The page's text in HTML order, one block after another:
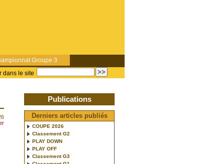
Groupe 3
dans le site
Publications
Derniers articles publiés
COUPE 2026
Classement G2
PLAY DOWN
PLAY OFF
Classement G3